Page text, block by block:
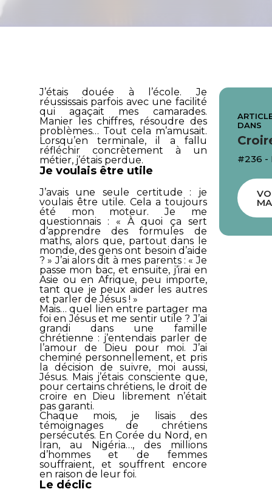
J’étais douée à l’école. Je
réussissais parfois avec une facilité
qui agaçait mes camarades.
Manier les chiffres, résoudre des
problèmes… Tout cela m’amusait.
Lorsqu’en terminale, il a fallu
réfléchir concrètement à un
métier, j’étais perdue.
Je voulais être utile
J’avais une seule certitude : je
voulais être utile. Cela a toujours
été mon moteur. Je me
questionnais : « À quoi ça sert
d’apprendre des formules de
maths, alors que, partout dans le
monde, des gens ont besoin d’aide
? » J’ai alors dit à mes parents : « Je
passe mon bac, et ensuite, j’irai en
Asie ou en Afrique, peu importe,
tant que je peux aider les autres
et parler de Jésus ! »
Mais… quel lien entre partager ma
foi en Jésus et me sentir utile ? J’ai
grandi dans une famille
chrétienne : j’entendais parler de
l’amour de Dieu pour moi. J’ai
cheminé personnellement, et pris
la décision de suivre, moi aussi,
Jésus. Mais j’étais consciente que,
pour certains chrétiens, le droit de
croire en Dieu librement n’était
pas garanti.
Chaque mois, je lisais des
témoignages de chrétiens
persécutés. En Corée du Nord, en
Iran, au Nigéria…, des millions
d’hommes et de femmes
souffraient, et souffrent encore
en raison de leur foi.
Le déclic
DANS
#236 -